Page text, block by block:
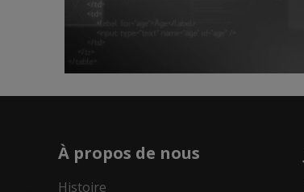
À propos de nous
Histoire